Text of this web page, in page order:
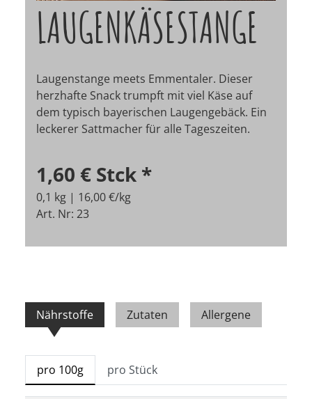
LAUGENKÄSESTANGE
Laugenstange meets Emmentaler. Dieser
herzhafte Snack trumpft mit viel Käse auf
dem typisch bayerischen Laugengebäck. Ein
leckerer Sattmacher für alle Tageszeiten.
1,60 € Stck *
0,1 kg | 16,00 €/kg
Art. Nr: 23
Nährstoffe Zutaten Allergene
pro 100g pro Stück